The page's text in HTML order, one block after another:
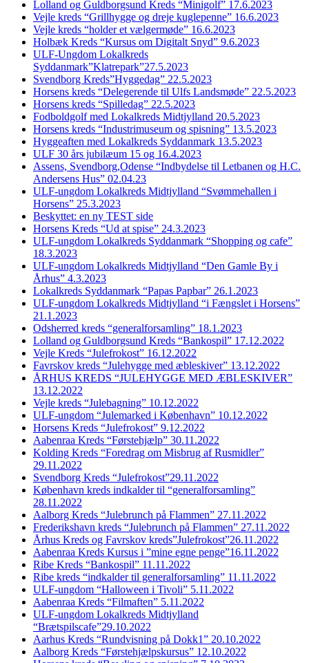
Lolland og Guldborgsund Kreds “Minigolf” 17.6.2023
Vejle kreds “Grillhygge og dreje kuglepenne” 16.6.2023
Vejle kreds “holder et vælgermøde” 16.6.2023
Holbæk Kreds “Kursus om Digitalt Snyd” 9.6.2023
ULF-Ungdom Lokalkreds
Syddanmark”Klatrepark”27.5.2023
Svendborg Kreds”Hyggedag” 22.5.2023
Horsens kreds “Delegerende til Ulfs Landsmøde” 22.5.2023
Horsens kreds “Spilledag” 22.5.2023
Fodboldgolf med Lokalkreds Midtjylland 20.5.2023
Horsens kreds “Industrimuseum og spisning” 13.5.2023
Hyggeaften med Lokalkreds Syddanmark 13.5.2023
ULF 30 års jubilæum 15 og 16.4.2023
Assens, Svendborg,Odense “Indbydelse til Letbanen og H.C.
Andersens Hus” 02.04.23
ULF-ungdom Lokalkreds Midtjylland “Svømmehallen i
Horsens” 25.3.2023
Beskyttet: en ny TEST side
Horsens Kreds “Ud at spise” 24.3.2023
ULF-ungdom Lokalkreds Syddanmark “Shopping og cafe”
18.3.2023
ULF-ungdom Lokalkreds Midtjylland “Den Gamle By i
Århus” 4.3.2023
Lokalkreds Syddanmark “Papas Papbar” 26.1.2023
ULF-ungdom Lokalkreds Midtjylland “i Fængslet i Horsens”
21.1.2023
Odsherred kreds “generalforsamling” 18.1.2023
Lolland og Guldborgsund Kreds “Bankospil” 17.12.2022
Vejle Kreds “Julefrokost” 16.12.2022
Favrskov kreds “Julehygge med æbleskiver” 13.12.2022
ÅRHUS KREDS “JULEHYGGE MED ÆBLESKIVER”
13.12.2022
Vejle kreds “Julebagning” 10.12.2022
ULF-ungdom “Julemarked i København” 10.12.2022
Horsens Kreds “Julefrokost” 9.12.2022
Aabenraa Kreds “Førstehjælp” 30.11.2022
Kolding Kreds “Foredrag om Misbrug af Rusmidler”
29.11.2022
Svendborg Kreds “Julefrokost”29.11.2022
København kreds indkalder til “generalforsamling”
28.11.2022
Aalborg Kreds “Julebrunch på Flammen” 27.11.2022
Frederikshavn kreds “Julebrunch på Flammen” 27.11.2022
Århus Kreds og Favrskov kreds”Julefrokost”26.11.2022
Aabenraa Kreds Kursus i ”mine egne penge”16.11.2022
Ribe Kreds “Bankospil” 11.11.2022
Ribe kreds “indkalder til generalforsamling” 11.11.2022
ULF-ungdom “Halloween i Tivoli” 5.11.2022
Aabenraa Kreds “Filmaften” 5.11.2022
ULF-ungdom Lokalkreds Midtjylland
“Brætspilscafe”29.10.2022
Aarhus Kreds “Rundvisning på Dokk1” 20.10.2022
Aalborg Kreds “Førstehjælpskursus” 12.10.2022